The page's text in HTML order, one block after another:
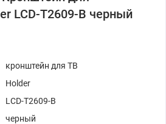
LCD-T2609-B черный
кронштейн для ТВ
Holder
LCD-T2609-B
черный